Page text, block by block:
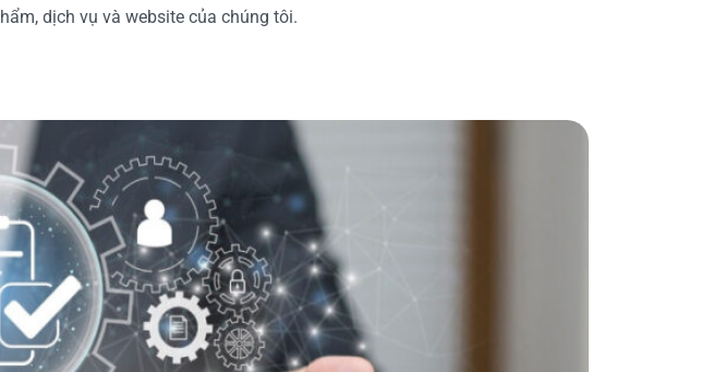
dịch vụ và website của chúng tôi.